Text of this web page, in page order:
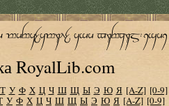
RoyalLib.com
Т У Ф Х Ц Ч Ш Щ Ы Э Ю Я [A-Z] [0-9]
У Ф Х Ц Ч Ш Щ Ы Э Ю Я [A-Z] [0-9]